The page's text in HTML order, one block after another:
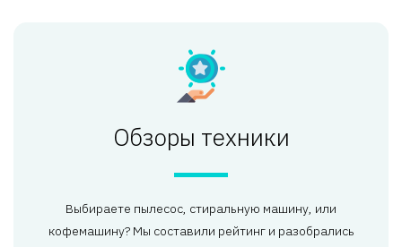
Обзоры техники
Выбираете пылесос, стиральную машину, или
кофемашину? Мы составили рейтинг и разобрались